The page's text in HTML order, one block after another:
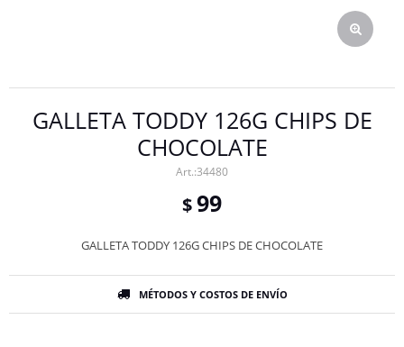
GALLETA TODDY 126G CHIPS DE
CHOCOLATE
34480
$99
GALLETA TODDY 126G CHIPS DE CHOCOLATE
MÉTODOS Y COSTOS DE ENVÍO